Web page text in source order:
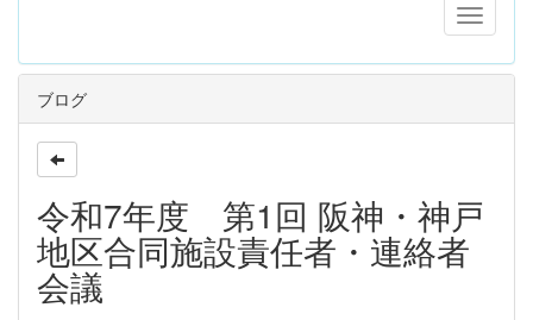
ブログ
令和7年度 第1回 阪神・神戸
地区合同施設責任者・連絡者
会議